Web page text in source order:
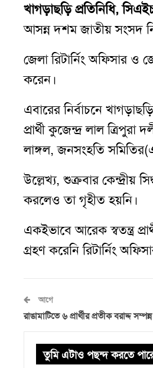
খাগড়াছড়ি প্রতিনিধি,
আসন্ন দশম জাতীয় সংসদ
জেলা রিটার্নিং অফিসার ও
করেন।
এবারের নির্বাচনে
প্রার্থী কুজেন্দ্র লাল
লাঙ্গল, জনসংহতি
উল্লেখ্য, শুক্রবার কেন্দ্রীয়
করলেও তা গৃহীত হয়নি।
একইভাবে আরেক স্বতন্ত্র
গ্রহণ করেনি রিটার্নিং
আগে
রাঙামাটিতে ৬ প্রার্থীর প্রতীক বরাদ্দ সম্পন্ন
তুমি এটাও পছন্দ করতে